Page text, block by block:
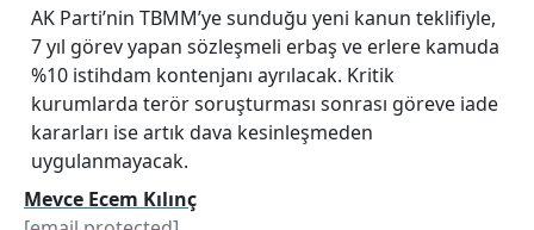
AK Parti’nin TBMM’ye sunduğu yeni kanun teklifiyle,
7 yıl görev yapan sözleşmeli erbaş ve erlere kamuda
%10 istihdam kontenjanı ayrılacak. Kritik
kurumlarda terör soruşturması sonrası göreve iade
kararları ise artık dava kesinleşmeden
uygulanmayacak.
Mevce Ecem Kılınç